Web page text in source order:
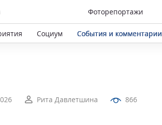
Фоторепортажи
Социум События и комментарии
Рита Давлетшина 866